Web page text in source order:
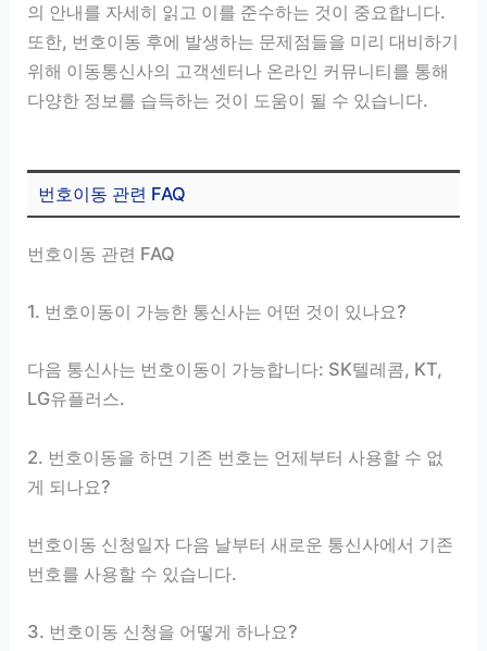
의 안내를 자세히 읽고 이를 준수하는 것이 중요합니다.
또한, 번호이동 후에 발생하는 문제점들을 미리 대비하기
위해 이동통신사의 고객센터나 온라인 커뮤니티를 통해
다양한 정보를 습득하는 것이 도움이 될 수 있습니다.
번호이동 관련 FAQ
번호이동 관련 FAQ
1. 번호이동이 가능한 통신사는 어떤 것이 있나요?
다음 통신사는 번호이동이 가능합니다: SK텔레콤, KT,
LG유플러스.
2. 번호이동을 하면 기존 번호는 언제부터 사용할 수 없
게 되나요?
번호이동 신청일자 다음 날부터 새로운 통신사에서 기존
번호를 사용할 수 있습니다.
3. 번호이동 신청을 어떻게 하나요?